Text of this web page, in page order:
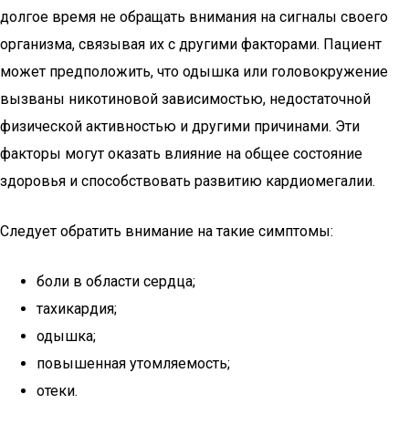
долгое время не обращать внимания на сигналы своего
организма, связывая их с другими факторами. Пациент
может предположить, что одышка или головокружение
вызваны никотиновой зависимостью, недостаточной
физической активностью и другими причинами. Эти
факторы могут оказать влияние на общее состояние
здоровья и способствовать развитию кардиомегалии.
Следует обратить внимание на такие симптомы:
боли в области сердца;
тахикардия;
одышка;
повышенная утомляемость;
отеки.